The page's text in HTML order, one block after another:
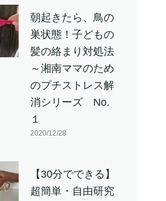
朝起きたら、鳥の
巣状態！子どもの
髪の絡まり対処法
～湘南ママのため
のプチストレス解
消シリーズ No.
１
2020/12/28
【30分でできる】
超簡単・自由研究